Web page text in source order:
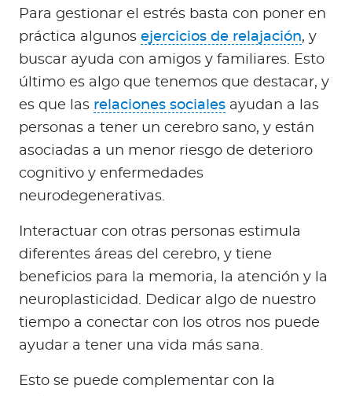
Para gestionar el estrés basta con poner en
práctica algunos ejercicios de relajación, y
buscar ayuda con amigos y familiares. Esto
último es algo que tenemos que destacar, y
es que las relaciones sociales ayudan a las
personas a tener un cerebro sano, y están
asociadas a un menor riesgo de deterioro
cognitivo y enfermedades
neurodegenerativas.
Interactuar con otras personas estimula
diferentes áreas del cerebro, y tiene
beneficios para la memoria, la atención y la
neuroplasticidad. Dedicar algo de nuestro
tiempo a conectar con los otros nos puede
ayudar a tener una vida más sana.
Esto se puede complementar con la